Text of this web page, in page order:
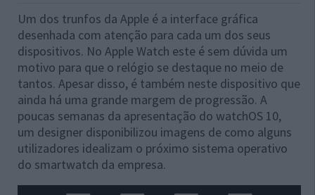
Um dos trunfos da Apple é a interface gráfica
desenhada com atenção para cada um dos seus
dispositivos. No Apple Watch este é sem dúvida um
motivo para que o relógio se destaque no meio de
tantos. Apesar disso, é também neste dispositivo que
ainda há uma grande margem de progressão. A
poucas semanas da apresentação do watchOS 10,
um designer disponibilizou imagens de como alguns
utilizadores idealizam o próximo sistema operativo
do smartwatch da empresa.